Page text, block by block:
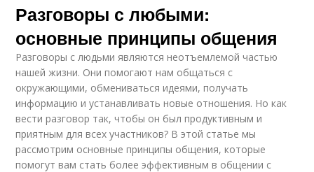
Разговоры с любыми:
основные принципы общения
Разговоры с людьми являются неотъемлемой частью
нашей жизни. Они помогают нам общаться с
окружающими, обмениваться идеями, получать
информацию и устанавливать новые отношения. Но как
вести разговор так, чтобы он был продуктивным и
приятным для всех участников? В этой статье мы
рассмотрим основные принципы общения, которые
помогут вам стать более эффективным в общении с